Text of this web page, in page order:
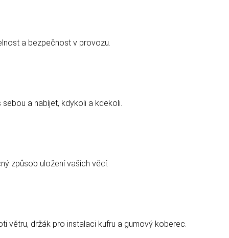
a bezpečnost v provozu.
a nabíjet, kdykoli a kdekoli.
způsob uložení vašich věcí.
větru, držák pro instalaci kufru a gumový koberec.